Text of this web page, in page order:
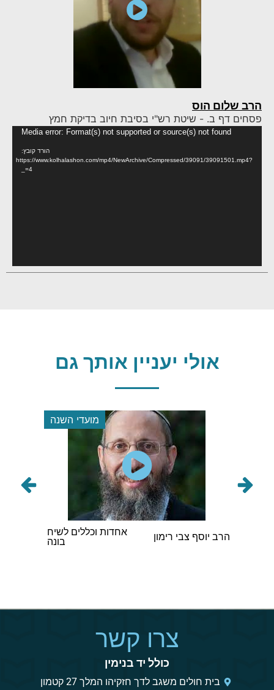
הרב שלום הוס
פסחים דף ב. - שיטת רש"י בסיבת חיוב בדיקת חמץ
Media error: Format(s) not supported or source(s) not found
הורד קובץ:
https://www.kolhalashon.com/mp4/NewArchive/Compressed/39091/39091501.mp4?
_=4
אולי יעניין אותך גם
מועדי השנה
הרב יוסף צבי רימון
אחדות וכללים לשיח
הרב אברהם
וינגורט
צרו קשר
כולל יד בנימין
בית חולים משגב לדך חזקיהו המלך 27 קטמון